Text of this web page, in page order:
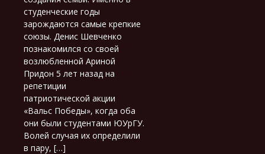
студенческие годы
зарождаются самые крепкие
союзы. Денис Шевченко
познакомился со своей
возлюбленной Ариной
Придон 5 лет назад на
репетиции
патриотической акции
«Вальс Победы», когда оба
они были студентами ЮУрГУ.
Волей случая их определили
в пару, […]